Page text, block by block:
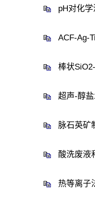
pH对化
ACF-Ag-
棒状
超声-醇
脉石英矿
酸洗废液
热等离子